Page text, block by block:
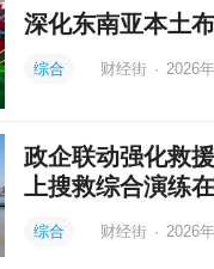
深化东南亚本土
综合 财经街 · 2026
政企联动强化救
上搜救综合演练
综合 财经街 · 2026